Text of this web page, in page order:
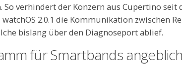
So verhindert der Konzern aus Cupertino seit
2.0.1 die Kommunikation zwischen
bislang über den Diagnoseport ablief.
für Smartbands